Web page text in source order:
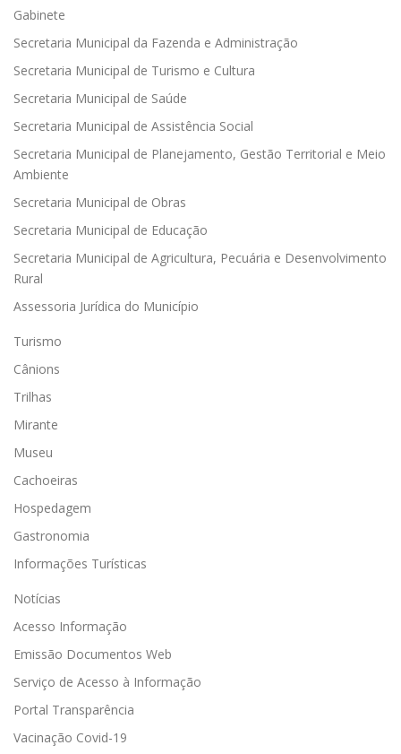
Gabinete
Secretaria Municipal da Fazenda e Administração
Secretaria Municipal de Turismo e Cultura
Secretaria Municipal de Saúde
Secretaria Municipal de Assistência Social
Secretaria Municipal de Planejamento, Gestão Territorial e Meio
Ambiente
Secretaria Municipal de Obras
Secretaria Municipal de Educação
Secretaria Municipal de Agricultura, Pecuária e Desenvolvimento
Rural
Assessoria Jurídica do Município
Turismo
Cânions
Trilhas
Mirante
Museu
Cachoeiras
Hospedagem
Gastronomia
Informações Turísticas
Notícias
Acesso Informação
Emissão Documentos Web
Serviço de Acesso à Informação
Portal Transparência
Vacinação Covid-19